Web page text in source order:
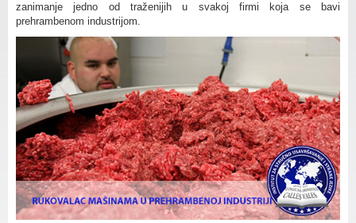
zanimanje jedno od traženijih u svakoj firmi koja se bavi
prehrambenom industrijom.